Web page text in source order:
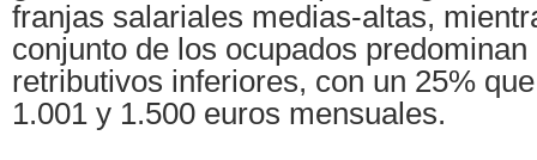
franjas salariales medias-altas,
conjunto de los ocupados predominan
retributivos inferiores, con un 25%
1.001 y 1.500 euros mensuales.